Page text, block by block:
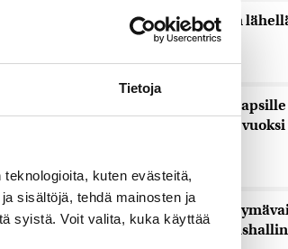
Tietoja
kuten evästeitä,
sisältöjä, tehdä mainosten ja
syistä. Voit valita, kuka käyttää
Thaimaassa kouluampuminen
Uutiset | 7.8.2026 8:03
Meta määrättiin maksamaan lapsille
aiheutuneiden somehaittojen
Uutiset | 7.8.2026 6:52
Venezuelassa neuvottelut
alkoivat opposition ja